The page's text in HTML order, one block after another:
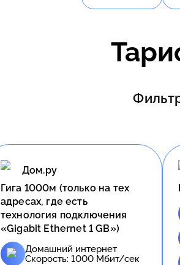
Дом.ру
Гига 1000м (только на тех
адресах, где есть
технология подключения
«Gigabit Ethernet 1 GB»)
Домашний интернет
Скорость: 1000 Мбит/сек